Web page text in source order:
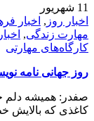
11 شهریور
اخبار روز , اخبار
مهارت زندگی,
کارگاه‌های مهارتی
روز جهانی نامه
صفدر: همیشه دلم
کاغذی که بالایش